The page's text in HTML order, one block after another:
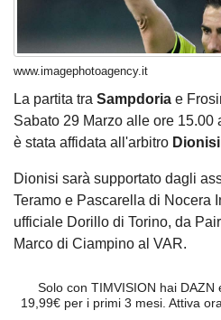
www.imagephotoagency.it
La partita tra Sampdoria e
Sabato 29 Marzo alle ore
è stata affidata all'arbitro Dionisi
Dionisi sarà supportato dagli
Teramo e Pascarella di Nocera
ufficiale Dorillo di Torino, da
Marco di Ciampino al VAR.
Solo con TIMVISION hai DAZN
19,99€ per i primi 3 mesi. Attiva